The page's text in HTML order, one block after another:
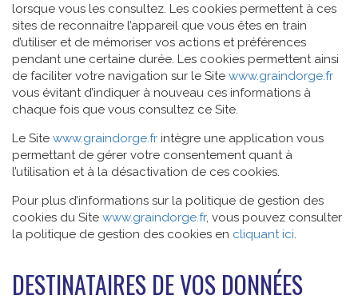
lorsque vous les consultez. Les cookies permettent à ces
sites de reconnaitre l’appareil que vous êtes en train
d’utiliser et de mémoriser vos actions et préférences
pendant une certaine durée. Les cookies permettent ainsi
de faciliter votre navigation sur le Site www.graindorge.fr
vous évitant d’indiquer à nouveau ces informations à
chaque fois que vous consultez ce Site.
Le Site www.graindorge.fr intègre une application vous
permettant de gérer votre consentement quant à
l’utilisation et à la désactivation de ces cookies.
Pour plus d’informations sur la politique de gestion des
cookies du Site www.graindorge.fr, vous pouvez consulter
la politique de gestion des cookies en cliquant ici.
DESTINATAIRES DE VOS DONNÉES